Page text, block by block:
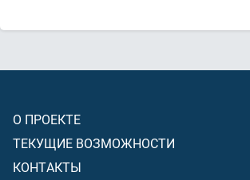
О ПРОЕКТЕ
ТЕКУЩИЕ ВОЗМОЖНОСТИ
КОНТАКТЫ